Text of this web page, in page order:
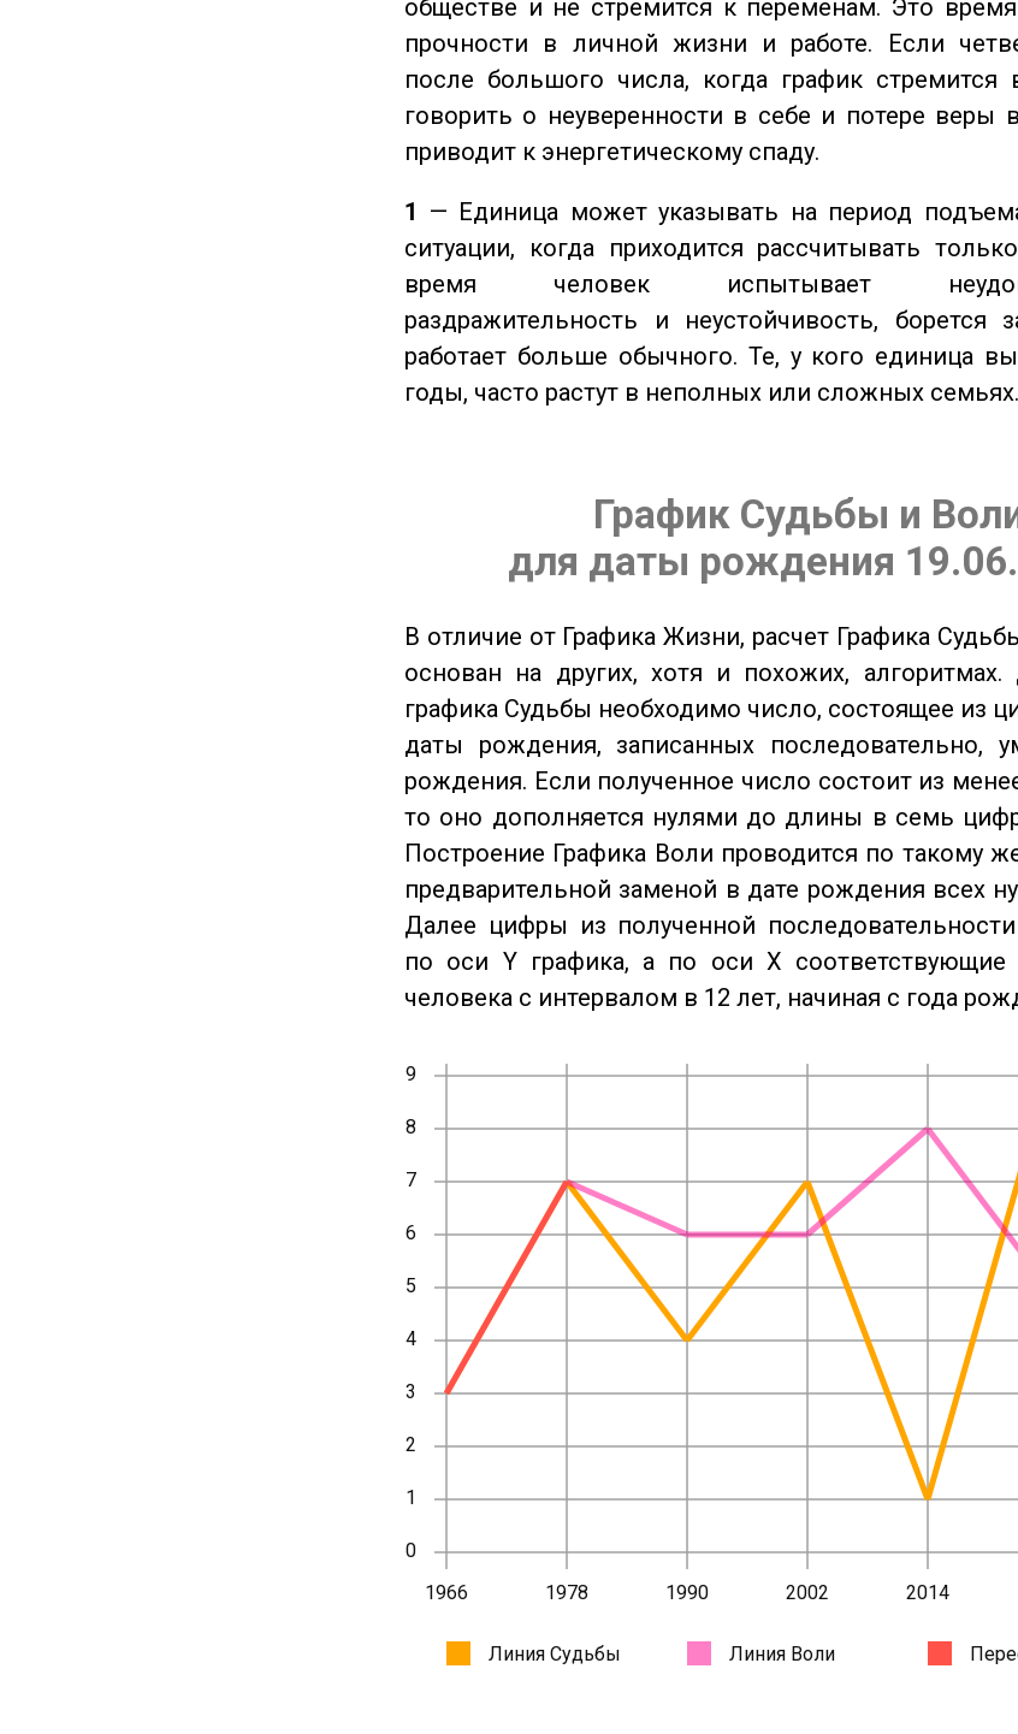
обществе и не стремится к переменам. Это
прочности в личной жизни и работе. Если
после большого числа, когда график стремится
говорить о неуверенности в себе и потере веры
приводит к энергетическому спаду.
1 — Единица может указывать на период
ситуации, когда приходится рассчитывать
время человек испытывает
раздражительность и неустойчивость, борется
работает больше обычного. Те, у кого единица
годы, часто растут в неполных или сложных семьях.
График Судьбы и
для даты рождения
В отличие от Графика Жизни, расчет Графика
основан на других, хотя и похожих,
графика Судьбы необходимо число, состоящее из
даты рождения, записанных последовательно,
рождения. Если полученное число состоит из
то оно дополняется нулями до длины в семь
Построение Графика Воли проводится по такому
предварительной заменой в дате рождения всех
Далее цифры из полученной
по оси Y графика, а по оси X
человека с интервалом в 12 лет, начиная с года